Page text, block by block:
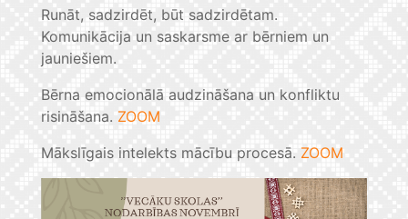
Runāt, sadzirdēt, būt sadzirdētam.
Komunikācija un saskarsme ar bērniem un
jauniešiem.
Bērna emocionālā audzināšana un konfliktu
risināšana. ZOOM
Mākslīgais intelekts mācību procesā. ZOOM